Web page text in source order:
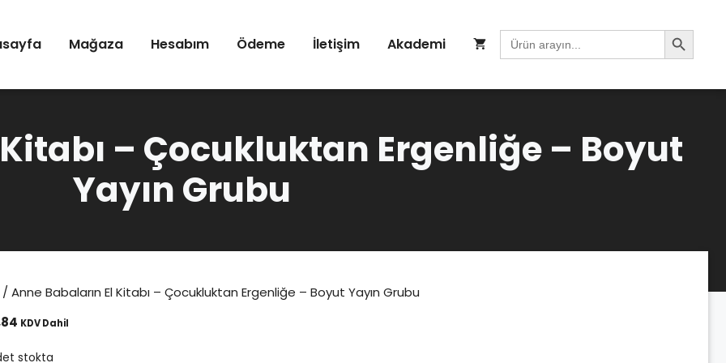
Mağaza Hesabım Ödeme İletişim Akademi Search
for:
Search Button
– Çocukluktan Ergenliğe – Boyut
Yayın Grubu
/ Anne Babaların El Kitabı – Çocukluktan Ergenliğe – Boyut Yayın Grubu
KDV Dahil
stokta